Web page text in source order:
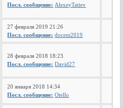
Посл. сообщение: AlexeyTatiev
27 февраля 2019 21:26
Посл. сообщение: docent2019
28 февраля 2018 18:23
Посл. сообщение: David27
20 января 2018 14:34
Посл. сообщение: Otello